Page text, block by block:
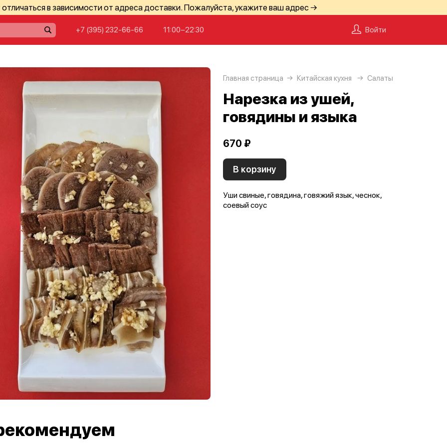
в зависимости от адреса доставки. Пожалуйста, укажите ваш адрес →
+7 (395) 232-66-66 11:00−22:30 Войти
Главная страница Китайская кухня Салаты
Нарезка из ушей,
говядины и языка
670 ₽
В корзину
Уши свиные, говядина, говяжий язык, чеснок,
соевый соус